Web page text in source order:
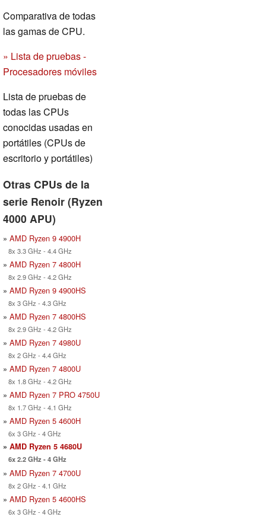
Comparativa de todas
las gamas de CPU.
» Lista de pruebas -
Procesadores móviles
Lista de pruebas de
todas las CPUs
conocidas usadas en
portátiles (CPUs de
escritorio y portátiles)
Otras CPUs de la
serie Renoir (Ryzen
4000 APU)
» AMD Ryzen 9 4900H
8x 3.3 GHz - 4.4 GHz
» AMD Ryzen 7 4800H
8x 2.9 GHz - 4.2 GHz
» AMD Ryzen 9 4900HS
8x 3 GHz - 4.3 GHz
» AMD Ryzen 7 4800HS
8x 2.9 GHz - 4.2 GHz
» AMD Ryzen 7 4980U
8x 2 GHz - 4.4 GHz
» AMD Ryzen 7 4800U
8x 1.8 GHz - 4.2 GHz
» AMD Ryzen 7 PRO 4750U
8x 1.7 GHz - 4.1 GHz
» AMD Ryzen 5 4600H
6x 3 GHz - 4 GHz
» AMD Ryzen 5 4680U
6x 2.2 GHz - 4 GHz
» AMD Ryzen 7 4700U
8x 2 GHz - 4.1 GHz
» AMD Ryzen 5 4600HS
6x 3 GHz - 4 GHz